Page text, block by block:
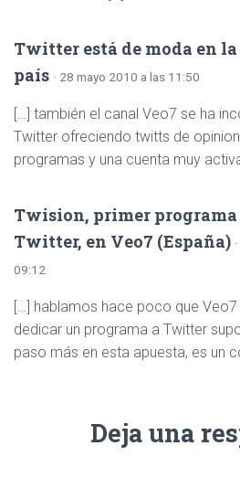
Twitter está de moda en
país · 28 mayo 2010 a las 11:50
[…] también el canal Veo7 se ha
Twitter ofreciendo twitts de
programas y una cuenta muy
Twision, primer programa
Twitter, en Veo7 (España)
09:12
[…] hablamos hace poco que
dedicar un programa a Twitter
paso más en esta apuesta, es un
Deja una